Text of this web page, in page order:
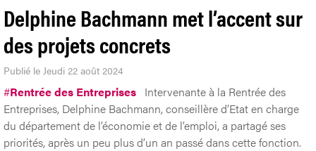
Delphine Bachmann met l’accent sur
des projets concrets
Publié le Jeudi 22 août 2024
#Rentrée des Entreprises Intervenante à la Rentrée des
Entreprises, Delphine Bachmann, conseillère d’Etat en charge
du département de l’économie et de l’emploi, a partagé ses
priorités, après un peu plus d’un an passé dans cette fonction.